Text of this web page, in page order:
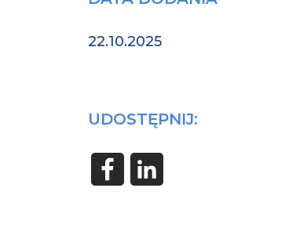
22.10.2025
UDOSTĘPNIJ: